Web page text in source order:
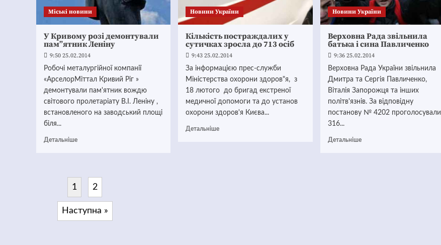
Mіські новини
У Кривому розі демонтували
пам”ятник Леніну
9:50 25.02.2014
Робочі металургійної компанії
«АрселорМіттал Кривий Ріг »
демонтували пам'ятник вождю
світового пролетаріату В.І. Леніну ,
встановленого на заводський площі
біля...
Детальніше
Новини України
Кількість постраждалих у
сутичках зросла до 713 осіб
9:43 25.02.2014
За інформацією прес-служби
Міністерства охорони здоров"я, з
18 лютого до бригад екстреної
медичної допомоги та до установ
охорони здоров'я Києва...
Детальніше
Новини України
Верховна Рада звільнила
батька і сина Павличенко
9:36 25.02.2014
Верховна Рада України звільнила
Дмитра та Сергія Павличенко,
Віталія Запорожця та інших
політв'язнів. За відповідну
постанову № 4202 проголосували
316...
Детальніше
1 2
Наступна »